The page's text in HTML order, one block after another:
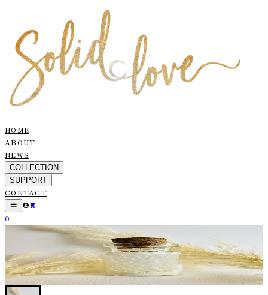
HOME
ABOUT
NEWS
COLLECTION
SUPPORT
CONTACT
0